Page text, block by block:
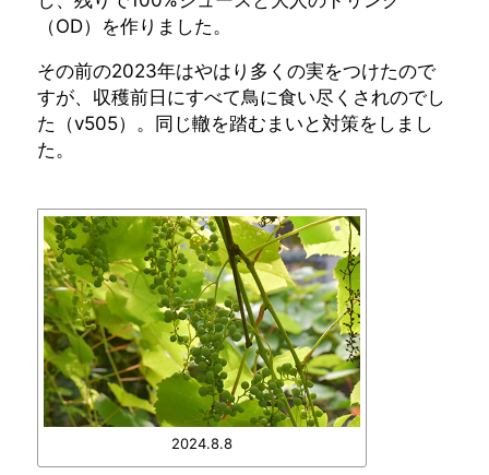
（OD）を作りました。
その前の2023年はやはり多くの実をつけたので
すが、収穫前日にすべて鳥に食い尽くされのでし
た（v505）。同じ轍を踏むまいと対策をしまし
た。
2024.8.8